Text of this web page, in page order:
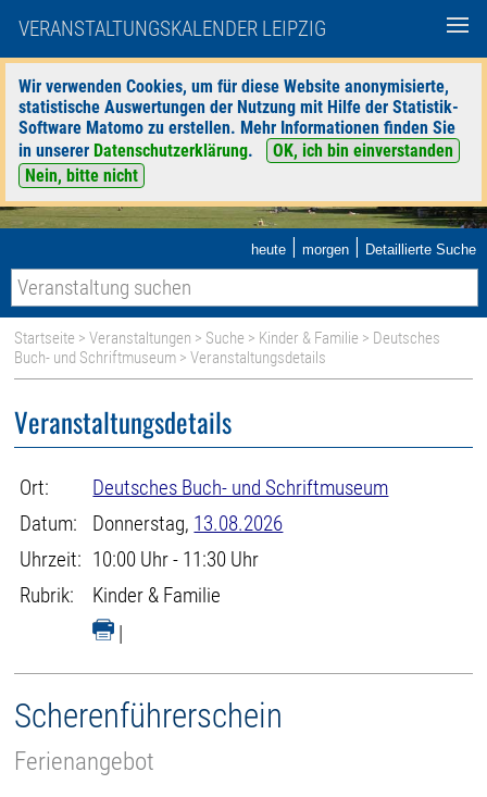
VERANSTALTUNGSKALENDER LEIPZIG
Wir verwenden Cookies, um für diese Website anonymisierte,
statistische Auswertungen der Nutzung mit Hilfe der Statistik-
Software Matomo zu erstellen. Mehr Informationen finden Sie
in unserer Datenschutzerklärung.
OK, ich bin einverstanden
Nein, bitte nicht
heute | morgen | Detaillierte Suche
Startseite >Veranstaltungen > Suche > Kinder & Familie > Deutsches
Buch- und Schriftmuseum > Veranstaltungsdetails
Veranstaltungsdetails
Ort:
Deutsches Buch- und Schriftmuseum
Datum:
Donnerstag, 13.08.2026
Uhrzeit: 10:00 Uhr - 11:30 Uhr
Rubrik:
Kinder & Familie
|
Scherenführerschein
Ferienangebot